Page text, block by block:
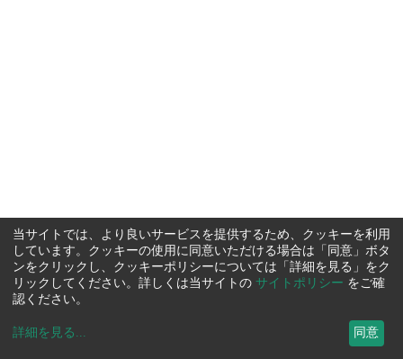
当サイトでは、より良いサービスを提供するため、クッキーを利用
しています。クッキーの使用に同意いただける場合は「同意」ボタ
ンをクリックし、クッキーポリシーについては「詳細を見る」をク
リックしてください。詳しくは当サイトの サイトポリシー をご確
認ください。
詳細を見る ... 同意